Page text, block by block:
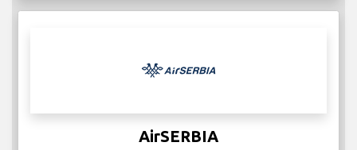
AirSERBIA